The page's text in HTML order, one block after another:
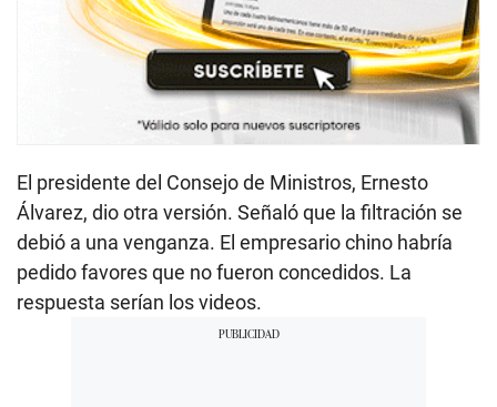
El presidente del Consejo de Ministros, Ernesto
Álvarez, dio otra versión. Señaló que la filtración se
debió a una venganza. El empresario chino habría
pedido favores que no fueron concedidos. La
respuesta serían los videos.